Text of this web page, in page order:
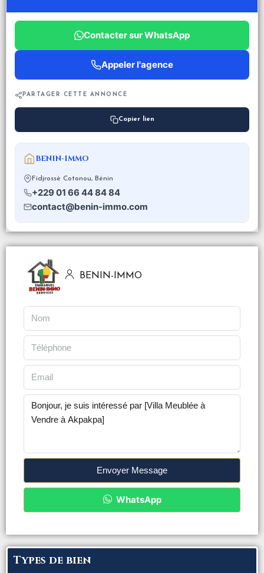
Contacter sur WhatsApp
Appeler l'agence
PARTAGER CETTE ANNONCE
Copier lien
BENIN-IMMO
Fidjrossè Cotonou, Bénin
+229 01 66 44 84 84
contact@benin-immo.com
BENIN-IMMO
Envoyer Message
WhatsApp
Types de bien